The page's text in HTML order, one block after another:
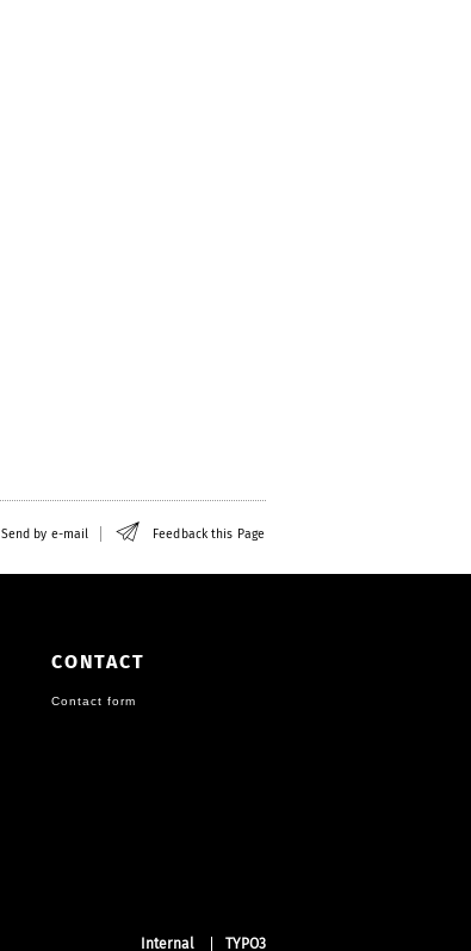
Send by e-mail Feedback this Page
CONTACT
Contact form
Internal TYPO3